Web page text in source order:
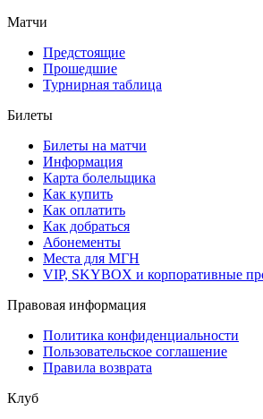
Матчи
Предстоящие
Прошедшие
Турнирная таблица
Билеты
Билеты на матчи
Информация
Карта болельщика
Как купить
Как оплатить
Как добраться
Абонементы
Места для МГН
VIP, SKYBOX и корпоративные
Правовая информация
Политика конфиденциальности
Пользовательское соглашение
Правила возврата
Клуб